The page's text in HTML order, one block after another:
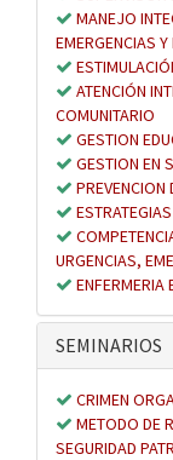
MANEJO
EMERGENCIAS
ATENCIÓN
COMUNITARIO
GESTION
GESTION EN
PREVENCION
URGENCIAS,
ENFERMERIA
SEMINARIOS
CRIMEN
METODO DE
SEGURIDAD